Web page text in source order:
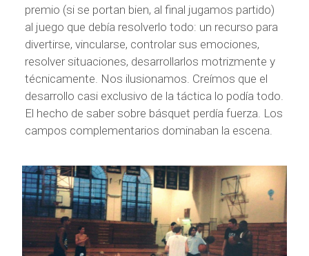
premio (si se portan bien, al final jugamos partido)
al juego que debía resolverlo todo: un recurso para
divertirse, vincularse, controlar sus emociones,
resolver situaciones, desarrollarlos motrizmente y
técnicamente. Nos ilusionamos. Creímos que el
desarrollo casi exclusivo de la táctica lo podía todo.
El hecho de saber sobre básquet perdía fuerza. Los
campos complementarios dominaban la escena.